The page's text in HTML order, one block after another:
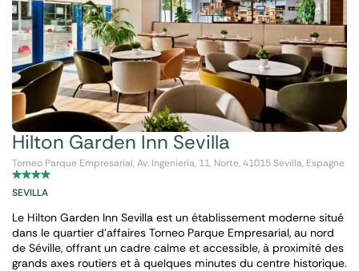
Hilton Garden Inn Sevilla
Torneo Parque Empresarial, Av. Ingeniería, 11, Norte, 41015 Sevilla, Espagne
SEVILLA
Le Hilton Garden Inn Sevilla est un établissement moderne situé
dans le quartier d’affaires Torneo Parque Empresarial, au nord
de Séville, offrant un cadre calme et accessible, à proximité des
grands axes routiers et à quelques minutes du centre historique.